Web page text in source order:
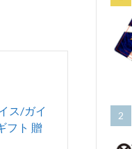
ス/ガイ
フト 贈